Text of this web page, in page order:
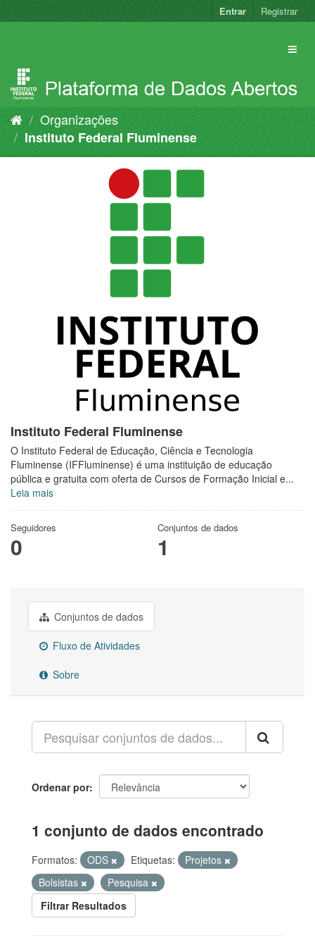
para
Entrar Registrar
Organizações
Instituto Federal Fluminense
Instituto Federal Fluminense
O Instituto Federal de Educação, Ciência e Tecnologia
Fluminense (IFFluminense) é uma instituição de educação
pública e gratuita com oferta de Cursos de Formação Inicial e...
Leia mais
Seguidores
0
Conjuntos de dados
1
Conjuntos de dados
Fluxo de Atividades
Sobre
Ordenar por
1 conjunto de dados encontrado
Formatos: ODS Etiquetas:
Projetos
Bolsistas
Pesquisa
Filtrar Resultados